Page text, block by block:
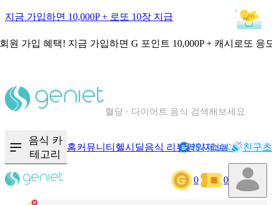
지금 가입하면 10,000P + 로또 10장 지급
원 가입 혜택! 지금 가입하면 G 포인트 10,000P + 캐시로또 응
혈당 · 다이어트 음식 검색해보세요
음식 카
테고리
홈커뮤니티 헬시딜음식 리뷰영양제NEW기록
캐시리뷰 친구
0 0
칼로리와 영양성분을 검색해보세요